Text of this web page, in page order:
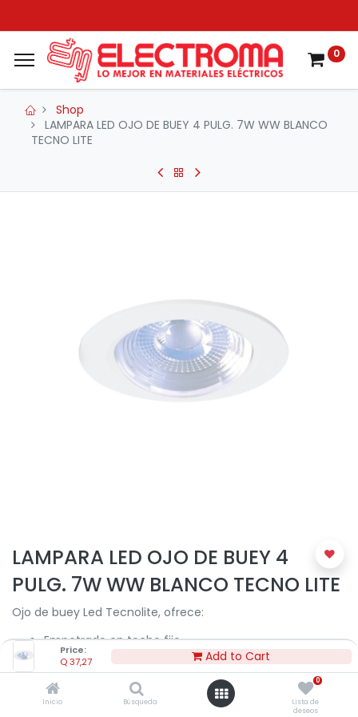
Price:
Q37,27 Add to Cart
Inicio Búsqueda
0
Lista de
deseos
0
Shop
LAMPARA LED OJO DE BUEY 4 PULG. 7W WW BLANCO
TECNO LITE
LAMPARA LED OJO DE BUEY 4
PULG. 7W WW BLANCO TECNO LITE
Ojo de buey Led Tecnolite, ofrece:
Empotrado en techo fijo
Plástico acab. Blanco
LED 7W
3000K
38º 100-240V